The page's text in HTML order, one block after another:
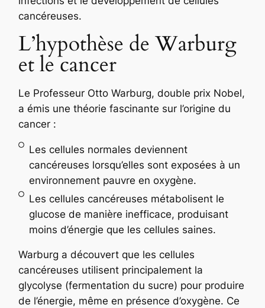
cancéreuses.
L’hypothèse de Warburg
et le cancer
Le Professeur Otto Warburg, double prix Nobel,
a émis une théorie fascinante sur l’origine du
cancer :
Les cellules normales deviennent
cancéreuses lorsqu’elles sont exposées à un
environnement pauvre en oxygène.
Les cellules cancéreuses métabolisent le
glucose de manière inefficace, produisant
moins d’énergie que les cellules saines.
Warburg a découvert que les cellules
cancéreuses utilisent principalement la
glycolyse (fermentation du sucre) pour produire
de l’énergie, même en présence d’oxygène. Ce